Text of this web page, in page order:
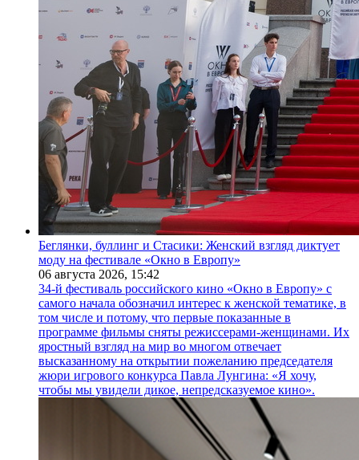
Беглянки, буллинг и Стасики: Женский взгляд диктует
моду на фестивале «Окно в Европу»
06 августа 2026, 15:42
34-й фестиваль российского кино «Окно в Европу» с
самого начала обозначил интерес к женской тематике, в
том числе и потому, что первые показанные в
программе фильмы сняты режиссерами-женщинами. Их
яростный взгляд на мир во многом отвечает
высказанному на открытии пожеланию председателя
жюри игрового конкурса Павла Лунгина: «Я хочу,
чтобы мы увидели дикое, непредсказуемое кино».